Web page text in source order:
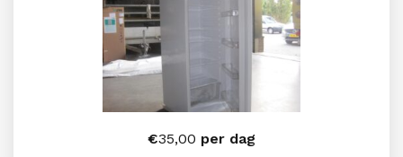
€35,00 per dag